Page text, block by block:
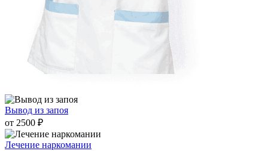
Вывод из запоя
от 2500 ₽
Лечение наркомании